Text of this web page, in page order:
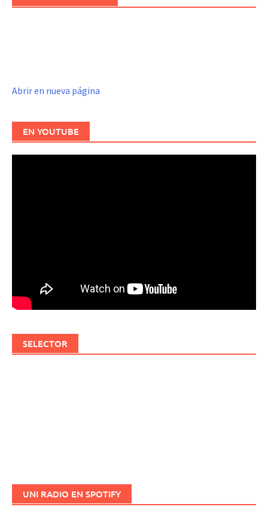
Abrir en nueva página
EN YOUTUBE
SELECTOR
UNI RADIO EN SPOTIFY